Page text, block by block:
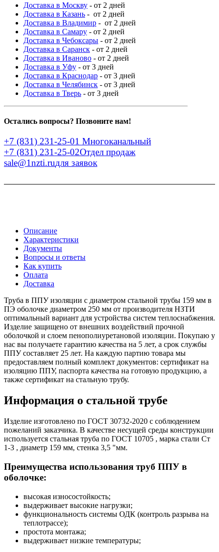
Доставка в Москву - от 2 дней
Доставка в Казань - от 2 дней
Доставка в Владимир - от 2 дней
Доставка в Самару - от 2 дней
Доставка в Чебоксары - от 2 дней
Доставка в Саранск - от 2 дней
Доставка в Иваново - от 2 дней
Доставка в Уфу - от 3 дней
Доставка в Краснодар - от 3 дней
Доставка в Челябинск - от 3 дней
Доставка в Тверь - от 3 дней
Остались вопросы? Позвоните нам!
+7 (831) 231-25-01 Многоканальный
+7 (831) 231-25-02Отдел продаж
sale@1nzti.ruдля заявок
Описание
Характеристики
Документы
Вопросы и ответы
Как купить
Оплата
Доставка
Труба в ППУ изоляции с диаметром стальной трубы 159 мм в
ПЭ оболочке диаметром 250 мм от производителя НЗТИ
оптимальный вариант для устройства систем теплоснабжения.
Изделие защищено от внешних воздействий прочной
оболочкой и слоем пенополиуретановой изоляции. Покупаю у
нас вы получаете гарантию качества на 5 лет, а срок службы
ППУ составляет 25 лет. На каждую партию товара мы
предоставляем полный комплект документов: сертификат на
изоляцию ППУ, паспорта качества на готовую продукцию, а
также сертификат на стальную трубу.
Информация о стальной трубе
Изделие изготовлено по ГОСТ 30732-2020 с соблюдением
пожеланий заказчика. В качестве несущей среды конструкции
используется стальная труба по ГОСТ 10705 , марка стали Ст
1-3 , диаметр 159 мм, стенка 3,5 "мм.
Преимущества использования труб ППУ в
оболочке:
высокая износостойкость;
выдерживает высокие нагрузки;
функциональность системы ОДК (контроль разрыва на
теплотрассе);
простота монтажа;
выдерживает низкие температуры;